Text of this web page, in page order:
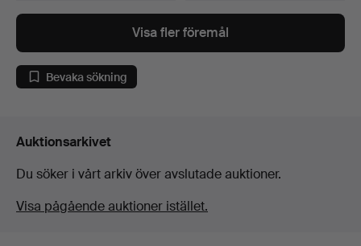
Visa fler föremål
Bevaka sökning
Auktionsarkivet
Du söker i vårt arkiv över avslutade auktioner.
Visa pågående auktioner istället.